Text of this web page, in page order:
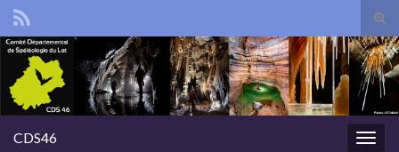
Search for:
CDS46